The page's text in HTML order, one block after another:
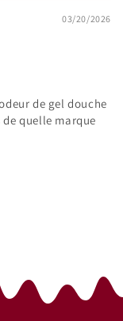
03/20/2026
de gel douche
quelle marque